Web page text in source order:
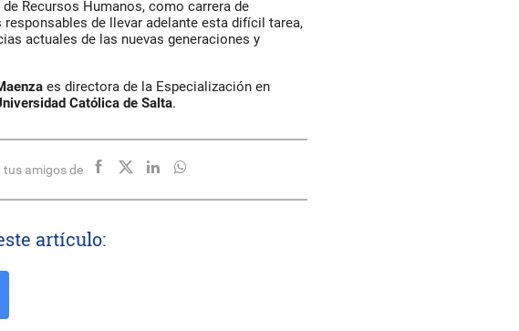
Recursos Humanos, como carrera de
de llevar adelante esta difícil tarea,
actuales de las nuevas generaciones y
es directora de la Especialización en
Católica de Salta.
amigos de
artículo: